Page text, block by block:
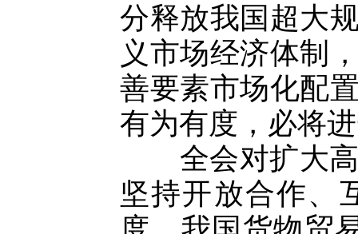
分释放我国超大
义市场经济体制
善要素市场化配
有为有度，必将
全会对扩大高
坚持开放合作、